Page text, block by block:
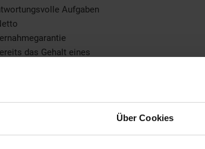
Über Cookies
Aufgaben
das Gehalt eines